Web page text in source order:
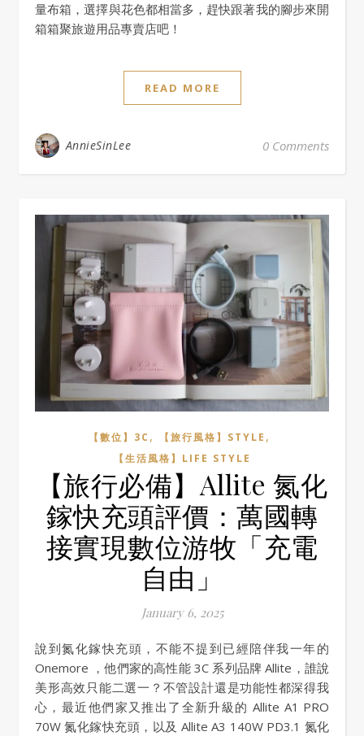
量布箱，選擇與花色都相當多，趕快跟著我的腳步來開
箱箱聚旅遊用品專賣店吧！
READ MORE
AnnieSinLee 0 Comments
【數位】3C , 【旅行風格】STYLE ,
【生活風格】LIFE STYLE
【旅行必備】Allite 氮化
鎵快充頭評價：萬國轉
接實現數位游牧「充電
自由」
January 6, 2025
說到氮化鎵快充頭，不能不提到已經陪伴我一年的
Onemore ，他們家的高性能 3C 系列品牌 Allite，誰說
美形高效只能二選一？不管設計還是功能性都深得我
心，最近他們家又推出了全新升級的 Allite A1 PRO
70W 氮化鎵快充頭，以及 Allite A3 140W PD3.1 氮化